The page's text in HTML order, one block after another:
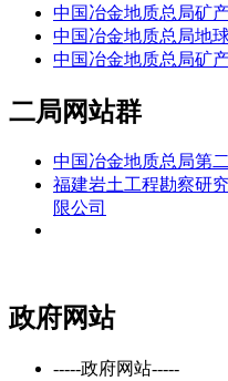
中国冶金地质总局矿
中国冶金地质总局地
中国冶金地质总局矿
二局网站群
中国冶金地质总局第
福建岩土工程勘察研
限公司
政府网站
-----政府网站-----